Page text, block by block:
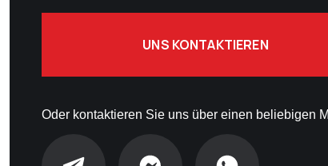
UNS KONTAKTIEREN
Oder kontaktieren Sie uns über einen beliebigen